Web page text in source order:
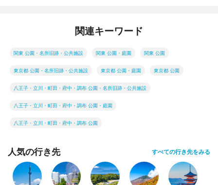
関連キーワード
関東 公園・名所旧跡・公共施設 関東 公園・庭園 関東 公園
東京都 公園・名所旧跡・公共施設 東京都 公園・庭園 東京都 公園
八王子・立川・町田・府中・調布 公園・名所旧跡・公共施設
八王子・立川・町田・府中・調布 公園・庭園
八王子・立川・町田・府中・調布 公園
人気の行き先 すべての行き先をみる